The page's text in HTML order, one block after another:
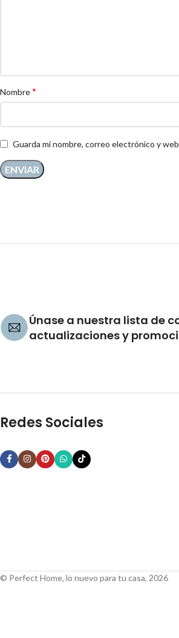
Nombre*
Guarda mi nombre, correo electrónico y
Únase a nuestra lista de
actualizaciones y
Redes Sociales
© Perfect Home, lo nuevo para tu casa, 2026